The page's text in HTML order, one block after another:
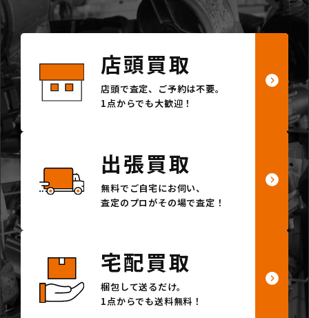
店頭買取
店頭で査定、ご予約は不要。
1点からでも大歓迎！
出張買取
無料でご自宅にお伺い、
査定のプロがその場で査定！
宅配買取
梱包して送るだけ。
1点からでも送料無料！